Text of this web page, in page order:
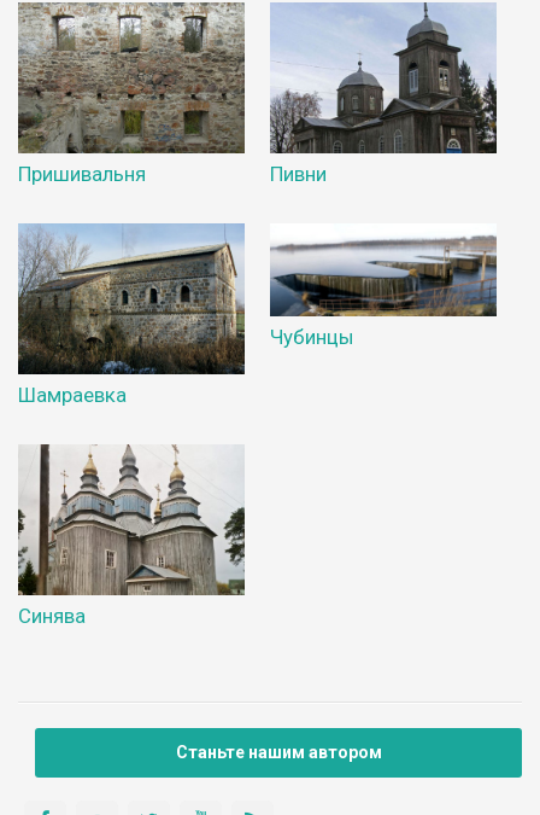
Пришивальня Пивни
Шамраевка
Чубинцы
Синява
Станьте нашим автором